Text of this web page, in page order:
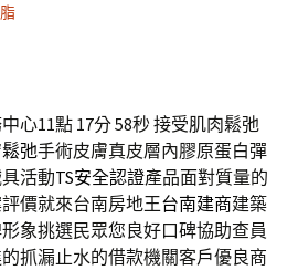
心11點 17分 58秒接受肌肉鬆弛
弛手術皮膚真皮層內膠原蛋白彈
活動TS安全認證產品面對質量的
價就來台南房地王台南建商建築
象挑選民眾您良好口碑協助查員
抓漏止水的借款機關客戶優良商